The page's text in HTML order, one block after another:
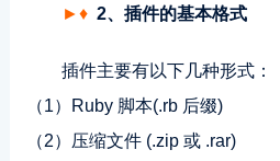
►♦ 2、插件的基本格式
插件主要有以下几种形式：
（1）Ruby 脚本(.rb 后缀)
（2）压缩文件 (.zip 或 .rar)